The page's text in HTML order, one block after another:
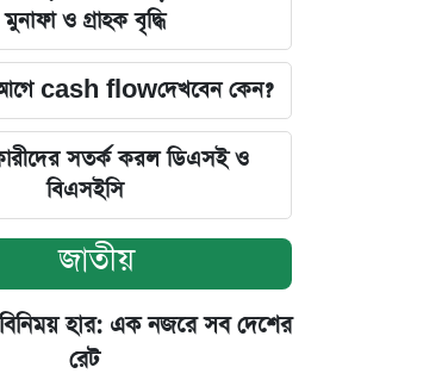
মুনাফা ও গ্রাহক বৃদ্ধি
আগে cash flowদেখবেন কেন?
সতর্ক করল ডিএসই ও
বিএসইসি
জাতীয়
হার: এক নজরে সব দেশের
রেট